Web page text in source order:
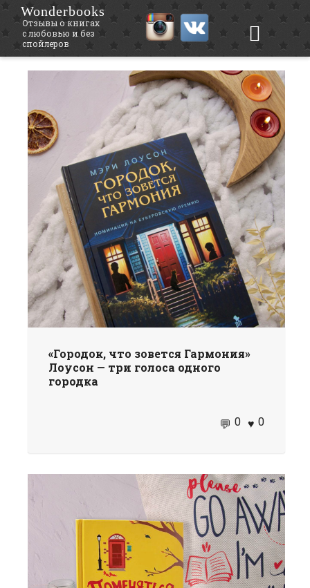
Wonderbooks
Отзывы о книгах
с любовью и без
спойлеров
«Городок, что зовется Гармония»
Лоусон — три голоса одного
городка
0 0